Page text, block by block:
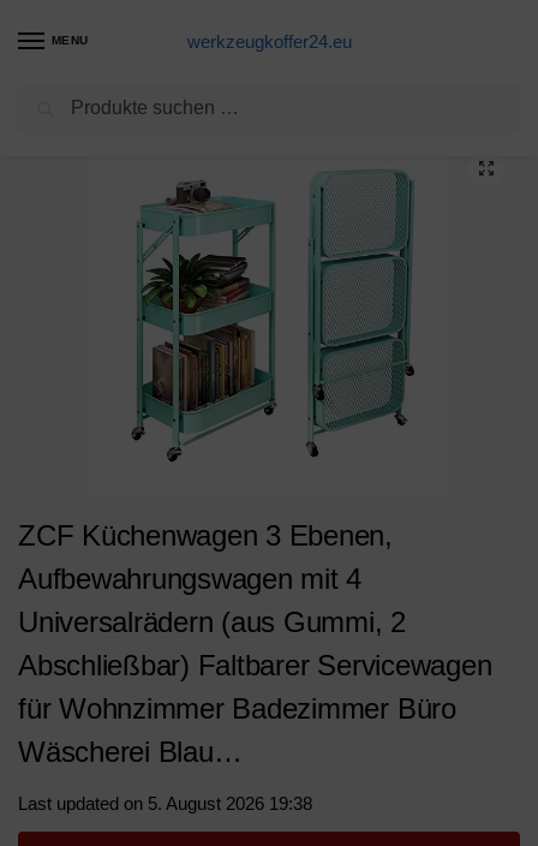
MENU werkzeugkoffer24.eu
Werkzeugwagen Produkte
ZCF Küchenwagen 3 Ebenen,
Aufbewahrungswagen mit 4
Universalrädern (aus Gummi, 2
Abschließbar) Faltbarer Servicewagen
für Wohnzimmer Badezimmer Büro
Wäscherei Blau…
Last updated on 5. August 2026 19:38